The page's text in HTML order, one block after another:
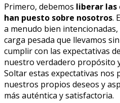
Primero, debemos liberar las
han puesto sobre nosotros.
a menudo bien
carga pesada que llevamos
cumplir con las expectativas
nuestro verdadero propósito
Soltar estas expectativas nos
nuestros propios deseos y
más auténtica y satisfactoria.